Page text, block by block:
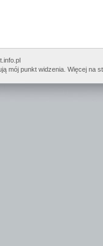
mój punkt widzenia. Więcej na